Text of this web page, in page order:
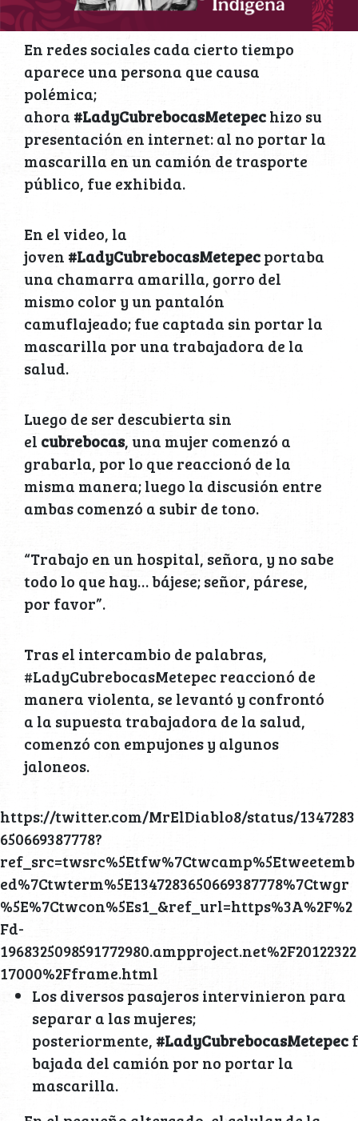
En redes sociales cada cierto tiempo
aparece una persona que causa
polémica;
ahora #LadyCubrebocasMetepechizo su
presentación en internet: al no portar la
mascarilla en un camión de trasporte
público, fue exhibida.
En el video, la
joven #LadyCubrebocasMetepecportaba
una chamarra amarilla, gorro del
mismo color y un pantalón
camuflajeado; fue captada sin portar la
mascarilla por una trabajadora de la
salud.
Luego de ser descubierta sin
el cubrebocas, una mujer comenzó a
grabarla, por lo que reaccionó de la
misma manera; luego la discusión entre
ambas comenzó a subir de tono.
“Trabajo en un hospital, señora, y no sabe
todo lo que hay… bájese; señor, párese,
por favor”.
Tras el intercambio de palabras,
#LadyCubrebocasMetepec reaccionó de
manera violenta, se levantó y confrontó
a la supuesta trabajadora de la salud,
comenzó con empujones y algunos
jaloneos.
https://twitter.com/MrElDiablo8/status/1347283
650669387778?
ref_src=twsrc%5Etfw%7Ctwcamp%5Etweetemb
ed%7Ctwterm%5E1347283650669387778%7Ctwgr
%5E%7Ctwcon%5Es1_&ref_url=https%3A%2F%2
Fd-
1968325098591772980.ampproject.net%2F20122322
17000%2Fframe.html
Los diversos pasajeros intervinieron para
separar a las mujeres;
posteriormente, #LadyCubrebocasMetepec
bajada del camión por no portar la
mascarilla.